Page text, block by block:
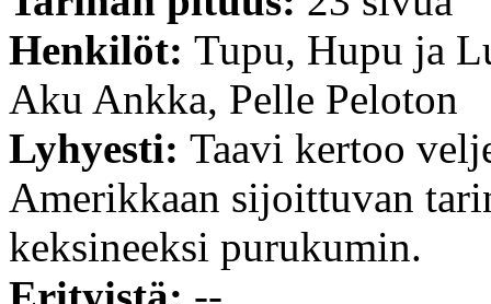
Henkilöt: Tupu, Hupu ja
Aku Ankka, Pelle Peloton
Lyhyesti: Taavi kertoo
Amerikkaan sijoittuvan
keksineeksi purukumin.